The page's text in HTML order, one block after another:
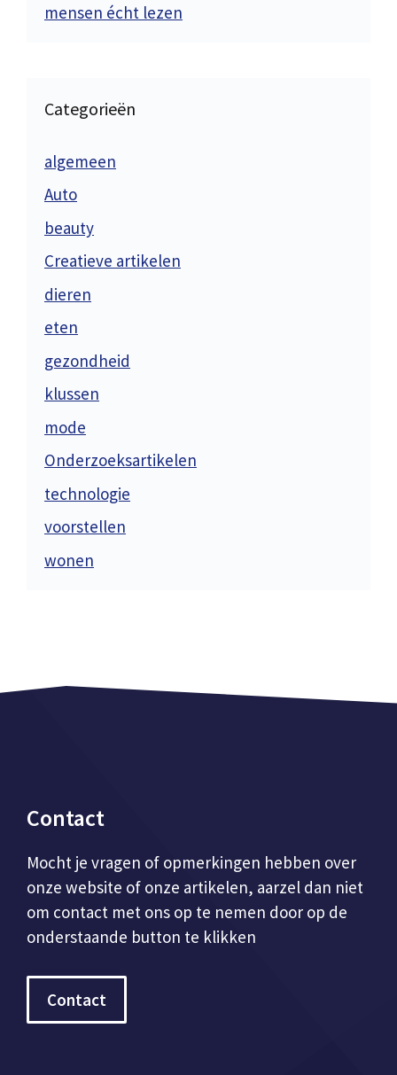
mensen écht lezen
Categorieën
algemeen
Auto
beauty
Creatieve artikelen
dieren
eten
gezondheid
klussen
mode
Onderzoeksartikelen
technologie
voorstellen
wonen
Contact
Mocht je vragen of opmerkingen hebben over
onze website of onze artikelen, aarzel dan niet
om contact met ons op te nemen door op de
onderstaande button te klikken
Contact